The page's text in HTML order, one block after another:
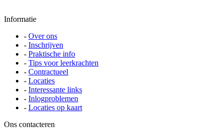
Informatie
- Over ons
- Inschrijven
- Praktische info
- Tips voor leerkrachten
- Contractueel
- Locaties
- Interessante links
- Inlogproblemen
- Locaties op kaart
Ons contacteren